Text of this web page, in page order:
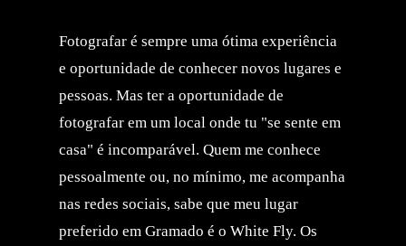
Fotografar é sempre uma ótima experiência
e oportunidade de conhecer novos lugares e
pessoas. Mas ter a oportunidade de
fotografar em um local onde tu "se sente em
casa" é incomparável. Quem me conhece
pessoalmente ou, no mínimo, me acompanha
nas redes sociais, sabe que meu lugar
preferido em Gramado é o White Fly. Os